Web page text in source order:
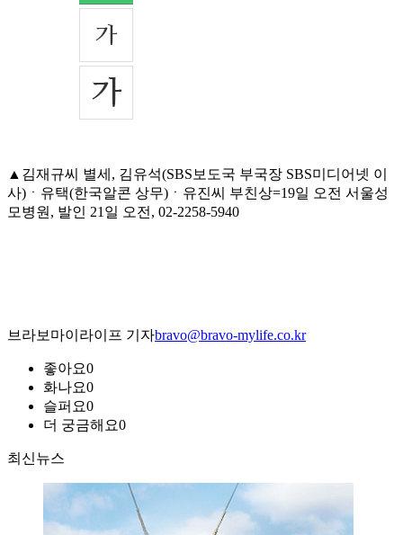
▲김재규씨 별세, 김유석(SBS보도국 부국장 SBS미디어넷 이
사)ㆍ유택(한국알콘 상무)ㆍ유진씨 부친상=19일 오전 서울성
모병원, 발인 21일 오전, 02-2258-5940
브라보마이라이프 기자bravo@bravo-mylife.co.kr
좋아요0
화나요0
슬퍼요0
더 궁금해요0
최신뉴스